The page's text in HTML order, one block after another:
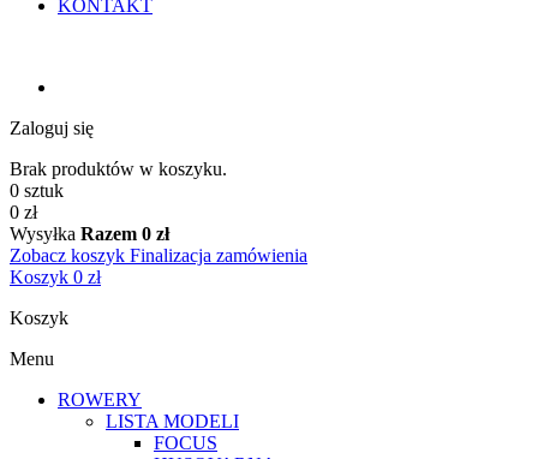
KONTAKT
Zaloguj się
Brak produktów w koszyku.
0 sztuk
0 zł
Wysyłka Razem 0 zł
Zobacz koszyk Finalizacja zamówienia
Koszyk 0 zł
Koszyk
Menu
ROWERY
LISTA MODELI
FOCUS